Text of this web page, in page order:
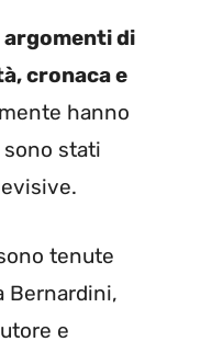
argomenti di
cronaca e
hanno
stati
tenute
Bernardini,
e